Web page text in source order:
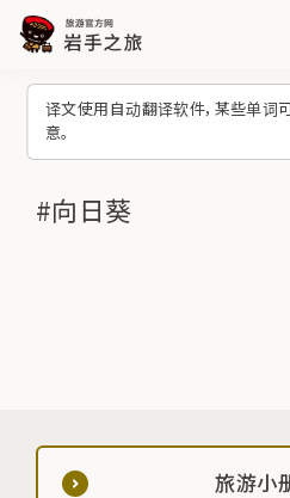
译文使用自动翻译软件，某些单词
意。
#向日葵
旅游小